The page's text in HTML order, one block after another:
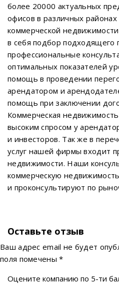
более 20000 актуальных
офисов в различных
коммерческой
в себя подбор подходящего
профессиональные
оптимальных показателей
помощь в проведении
арендатором и
помощь при заключении
Коммерческая
высоким спросом у
и инвесторов. Так же в
услуг нашей фирмы входит
недвижимости. Наши
коммерческую
и проконсультируют по
Оставьте отзыв
Ваш адрес email не будет
поля помечены*
Оцените компанию по 5-ти